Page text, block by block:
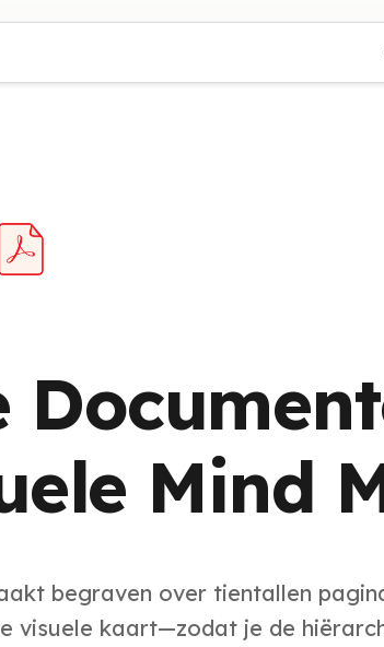
Mind
begraven over tientallen
visuele kaart—zodat je de